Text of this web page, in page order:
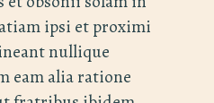
ipsi et proximi
nullique
eam alia ratione